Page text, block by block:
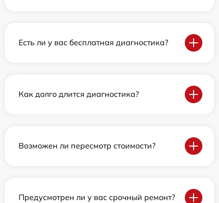
Есть ли у вас бесплатная диагностика?
Как долго длится диагностика?
Возможен ли пересмотр стоимости?
Предусмотрен ли у вас срочный ремонт?